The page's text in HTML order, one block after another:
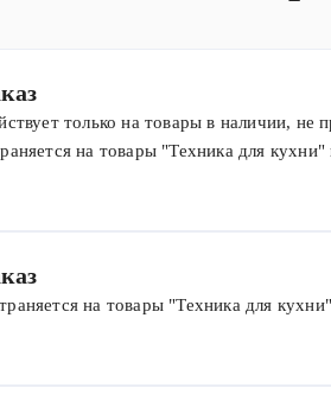
только на товары в наличии, не
на товары "Техника для
на товары "Техника для